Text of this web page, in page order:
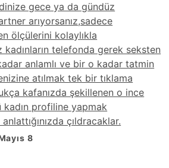
gece ya da gündüz
arıyorsanız,sadece
ölçülerini kolaylıkla
telefonda gerek seksten
anlamlı ve bir o kadar tatmin
atılmak tek bir tıklama
kafanızda şekillenen o ince
profiline yapmak
çıldracaklar.
8